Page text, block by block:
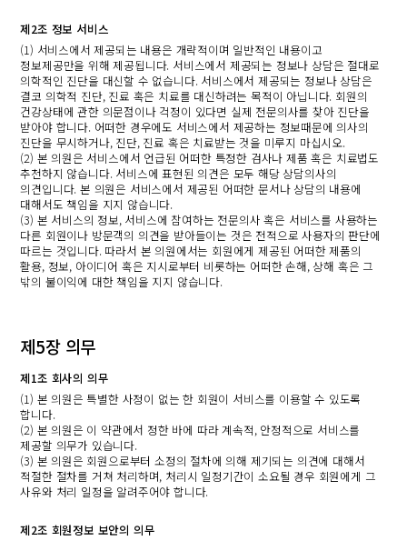
제2조 정보 서비스
(1) 서비스에서 제공되는 내용은 개략적이며 일반적인 내용이고
정보제공만을 위해 제공됩니다. 서비스에서 제공되는 정보나 상담은 절대로
의학적인 진단을 대신할 수 없습니다. 서비스에서 제공되는 정보나 상담은
결코 의학적 진단, 진료 혹은 치료를 대신하려는 목적이 아닙니다. 회원의
건강상태에 관한 의문점이나 걱정이 있다면 실제 전문의사를 찾아 진단을
받아야 합니다. 어떠한 경우에도 서비스에서 제공하는 정보때문에 의사의
진단을 무시하거나, 진단, 진료 혹은 치료받는 것을 미루지 마십시오.
(2) 본 의원은 서비스에서 언급된 어떠한 특정한 검사나 제품 혹은 치료법도
추천하지 않습니다. 서비스에 표현된 의견은 모두 해당 상담의사의
의견입니다. 본 의원은 서비스에서 제공된 어떠한 문서나 상담의 내용에
대해서도 책임을 지지 않습니다.
(3) 본 서비스의 정보, 서비스에 참여하는 전문의사 혹은 서비스를 사용하는
다른 회원이나 방문객의 의견을 받아들이는 것은 전적으로 사용자의 판단에
따르는 것입니다. 따라서 본 의원에서는 회원에게 제공된 어떠한 제품의
활용, 정보, 아이디어 혹은 지시로부터 비롯하는 어떠한 손해, 상해 혹은 그
밖의 불이익에 대한 책임을 지지 않습니다.
제5장 의무
제1조 회사의 의무
(1) 본 의원은 특별한 사정이 없는 한 회원이 서비스를 이용할 수 있도록
합니다.
(2) 본 의원은 이 약관에서 정한 바에 따라 계속적, 안정적으로 서비스를
제공할 의무가 있습니다.
(3) 본 의원은 회원으로부터 소정의 절차에 의해 제기되는 의견에 대해서
적절한 절차를 거쳐 처리하며, 처리시 일정기간이 소요될 경우 회원에게 그
사유와 처리 일정을 알려주어야 합니다.
제2조 회원정보 보안의 의무